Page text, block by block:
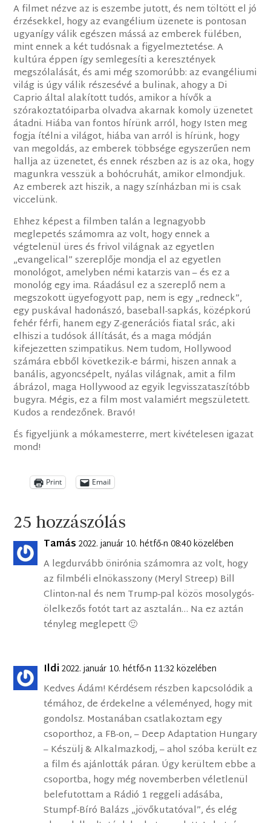
A filmet nézve az is eszembe jutott, és nem töltött el jó
érzésekkel, hogy az evangélium üzenete is pontosan
ugyanígy válik egészen mássá az emberek fülében,
mint ennek a két tudósnak a figyelmeztetése. A
kultúra éppen így semlegesíti a keresztények
megszólalását, és ami még szomorúbb: az evangéliumi
világ is úgy válik részesévé a bulinak, ahogy a Di
Caprio által alakított tudós, amikor a hívők a
szórakoztatóiparba olvadva akarnak komoly üzenetet
átadni. Hiába van fontos hírünk arról, hogy Isten meg
fogja ítélni a világot, hiába van arról is hírünk, hogy
van megoldás, az emberek többsége egyszerűen nem
hallja az üzenetet, és ennek részben az is az oka, hogy
magunkra vesszük a bohócruhát, amikor elmondjuk.
Az emberek azt hiszik, a nagy színházban mi is csak
viccelünk.
Ehhez képest a filmben talán a legnagyobb
meglepetés számomra az volt, hogy ennek a
végtelenül üres és frivol világnak az egyetlen
„evangelical” szereplője mondja el az egyetlen
monológot, amelyben némi katarzis van – és ez a
monológ egy ima. Ráadásul ez a szereplő nem a
megszokott ügyefogyott pap, nem is egy „redneck”,
egy puskával hadonászó, baseball-sapkás, középkorú
fehér férfi, hanem egy Z-generációs fiatal srác, aki
elhiszi a tudósok állítását, és a maga módján
kifejezetten szimpatikus. Nem tudom, Hollywood
számára ebből következik-e bármi, hiszen annak a
banális, agyoncsépelt, nyálas világnak, amit a film
ábrázol, maga Hollywood az egyik legvisszataszítóbb
bugyra. Mégis, ez a film most valamiért megszületett.
Kudos a rendezőnek. Bravó!
És figyeljünk a mókamesterre, mert kivételesen igazat
mond!
Print Email
25 hozzászólás
Tamás 2022. január 10. hétfő-n 08:40 közelében
A legdurvább önirónia számomra az volt, hogy
az filmbéli elnökasszony (Meryl Streep) Bill
Clinton-nal és nem Trump-pal közös mosolygós-
ölelkezős fotót tart az asztalán… Na ez aztán
tényleg meglepett 🙂
Ildi2022. január 10. hétfő-n 11:32 közelében
Kedves Ádám! Kérdésem részben kapcsolódik a
témához, de érdekelne a véleményed, hogy mit
gondolsz. Mostanában csatlakoztam egy
csoporthoz, a FB-on, – Deep Adaptation Hungary
– Készülj & Alkalmazkodj, – ahol szóba került ez
a film és ajánlották páran. Úgy kerültem ebbe a
csoportba, hogy még novemberben véletlenül
belefutottam a Rádió 1 reggeli adásába,
Stumpf-Bíró Balázs „jövőkutatóval”, és elég